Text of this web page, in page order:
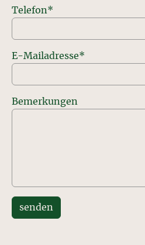
Telefon*
E-Mailadresse*
Bemerkungen